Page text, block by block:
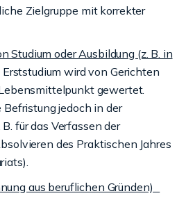
Zielgruppe mit korrekter
Studium oder Ausbildung (z. B. in
Erststudium wird von Gerichten
gewertet.
jedoch in der
für das Verfassen der
des Praktischen Jahres
aus beruflichen Gründen)